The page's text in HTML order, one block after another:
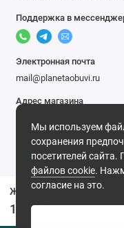
1 932 ₽ 6 090 ₽
Мы используем
сохранения
посетителей сайта.
файлов cookie.
согласие на это.
Поддержка в
Электронная почта
mail@planetaobuvi.ru
Адрес магазина
Мы в сети